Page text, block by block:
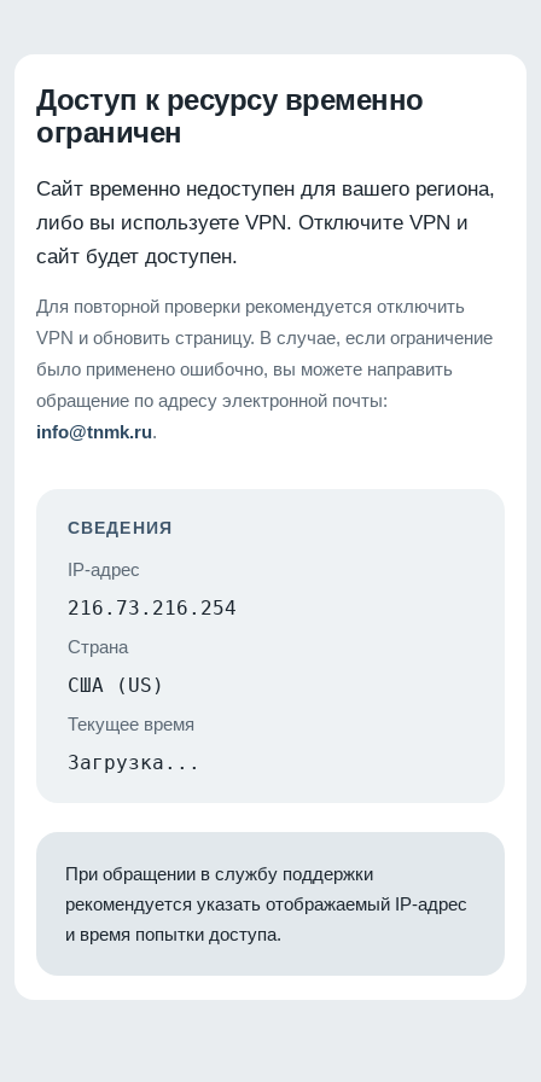
Доступ к ресурсу временно
ограничен
Сайт временно недоступен для вашего региона,
либо вы используете VPN. Отключите VPN и
сайт будет доступен.
Для повторной проверки рекомендуется отключить
VPN и обновить страницу. В случае, если ограничение
было применено ошибочно, вы можете направить
обращение по адресу электронной почты:
info@tnmk.ru.
СВЕДЕНИЯ
IP-адрес
216.73.216.254
Страна
США (US)
Текущее время
Загрузка...
При обращении в службу поддержки
рекомендуется указать отображаемый IP-адрес
и время попытки доступа.